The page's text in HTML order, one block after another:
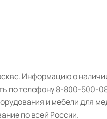
Информацию о
по телефону 8-800-500-
и мебели для
по всей России.